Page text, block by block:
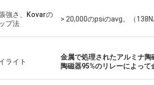
強さ、Kovarの
プ法
> 20,000のpsiのavg。（
ライト
金属で処理されたアルミナ
陶磁器95%のリレーによっ